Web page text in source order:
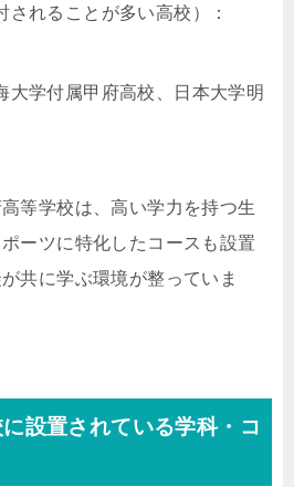
されることが多い高校）：
大学付属甲府高校、日本大学明
等学校は、高い学力を持つ生
ーツに特化したコースも設置
共に学ぶ環境が整っていま
設置されている学科・コ